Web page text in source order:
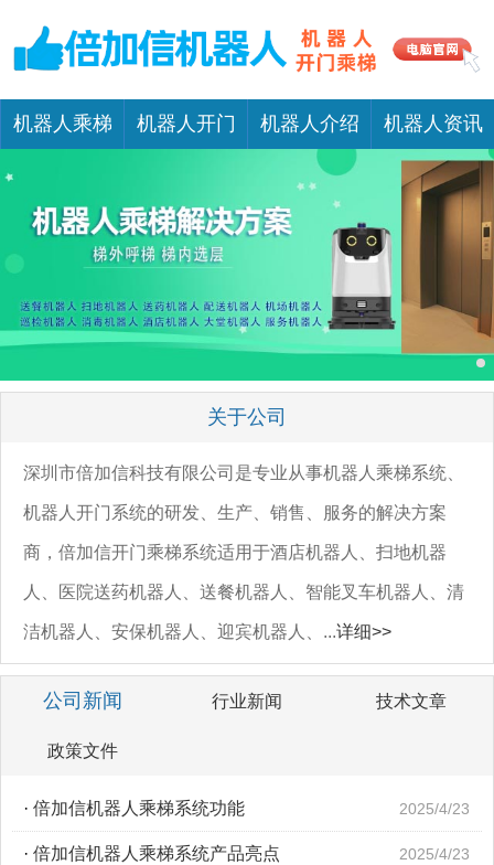
机器人乘梯 机器人开门 机器人介绍 机器人资讯
关于公司
深圳市倍加信科技有限公司是专业从事机器人乘梯系统、
机器人开门系统的研发、生产、销售、服务的解决方案
商，倍加信开门乘梯系统适用于酒店机器人、扫地机器
人、医院送药机器人、送餐机器人、智能叉车机器人、清
洁机器人、安保机器人、迎宾机器人、...详细>>
公司新闻 行业新闻 技术文章
政策文件
· 倍加信机器人乘梯系统功能 2025/4/23
· 倍加信机器人乘梯系统产品亮点 2025/4/23